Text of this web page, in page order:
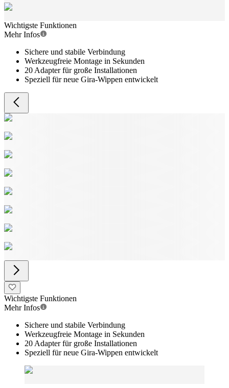
Wichtigste Funktionen
Mehr Infos
Sichere und stabile Verbindung
Werkzeugfreie Montage in Sekunden
20 Adapter für große Installationen
Speziell für neue Gira-Wippen entwickelt
Wichtigste Funktionen
Mehr Infos
Sichere und stabile Verbindung
Werkzeugfreie Montage in Sekunden
20 Adapter für große Installationen
Speziell für neue Gira-Wippen entwickelt